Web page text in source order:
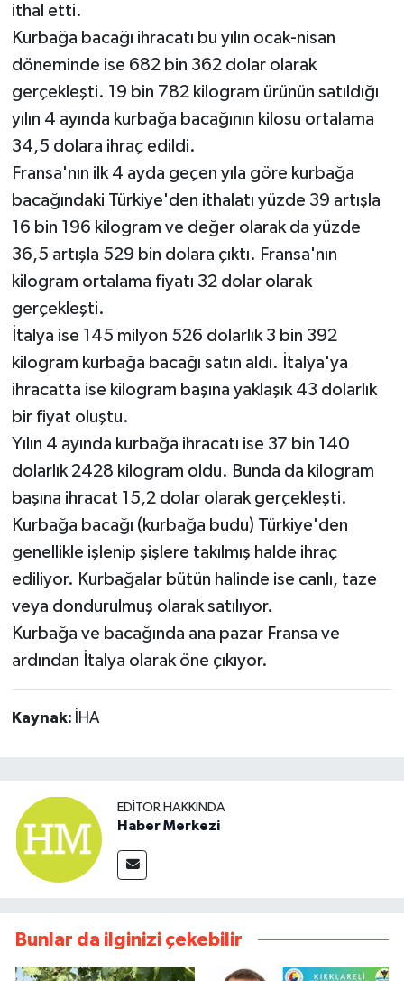
ithal etti.
Kurbağa bacağı ihracatı bu yılın ocak-nisan
döneminde ise 682 bin 362 dolar olarak
gerçekleşti. 19 bin 782 kilogram ürünün satıldığı
yılın 4 ayında kurbağa bacağının kilosu ortalama
34,5 dolara ihraç edildi.
Fransa'nın ilk 4 ayda geçen yıla göre kurbağa
bacağındaki Türkiye'den ithalatı yüzde 39 artışla
16 bin 196 kilogram ve değer olarak da yüzde
36,5 artışla 529 bin dolara çıktı. Fransa'nın
kilogram ortalama fiyatı 32 dolar olarak
gerçekleşti.
İtalya ise 145 milyon 526 dolarlık 3 bin 392
kilogram kurbağa bacağı satın aldı. İtalya'ya
ihracatta ise kilogram başına yaklaşık 43 dolarlık
bir fiyat oluştu.
Yılın 4 ayında kurbağa ihracatı ise 37 bin 140
dolarlık 2428 kilogram oldu. Bunda da kilogram
başına ihracat 15,2 dolar olarak gerçekleşti.
Kurbağa bacağı (kurbağa budu) Türkiye'den
genellikle işlenip şişlere takılmış halde ihraç
ediliyor. Kurbağalar bütün halinde ise canlı, taze
veya dondurulmuş olarak satılıyor.
Kurbağa ve bacağında ana pazar Fransa ve
ardından İtalya olarak öne çıkıyor.
Kaynak: İHA
EDITÖR HAKKINDA
Haber Merkezi
Bunlar da ilginizi çekebilir